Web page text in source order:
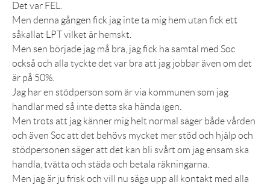
Det var FEL.
Men denna gången fick jag inte ta mig hem utan fick ett
såkallat LPT vilket är hemskt.
Men sen började jag må bra, jag fick ha samtal med Soc
också och alla tyckte det var bra att jag jobbar även om det
är på 50%.
Jag har en stödperson som är via kommunen som jag
handlar med så inte detta ska hända igen.
Men trots att jag känner mig helt normal säger både vården
och även Soc att det behövs mycket mer stöd och hjälp och
stödpersonen säger att det kan bli svårt om jag ensam ska
handla, tvätta och städa och betala räkningarna.
Men jag är ju frisk och vill nu säga upp all kontakt med alla